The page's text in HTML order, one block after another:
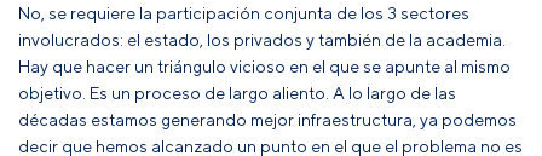
No, se requiere la participación conjunta de los 3 sectores
involucrados: el estado, los privados y también de la academia.
Hay que hacer un triángulo vicioso en el que se apunte al mismo
objetivo. Es un proceso de largo aliento. A lo largo de las
décadas estamos generando mejor infraestructura, ya podemos
decir que hemos alcanzado un punto en el que el problema no es